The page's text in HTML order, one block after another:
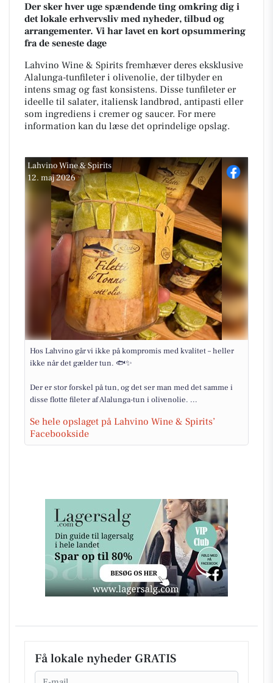
Der sker hver uge spændende ting omkring dig i
det lokale erhvervsliv med nyheder, tilbud og
arrangementer. Vi har lavet en kort opsummering
fra de seneste dage
Lahvino Wine & Spirits fremhæver deres eksklusive
Alalunga-tunfileter i olivenolie, der tilbyder en
intens smag og fast konsistens. Disse tunfileter er
ideelle til salater, italiensk landbrød, antipasti eller
som ingrediens i cremer og saucer. For mere
information kan du læse det oprindelige opslag.
Lahvino Wine & Spirits
12. maj 2026
Hos Lahvino går vi ikke på kompromis med kvalitet – heller
ikke når det gælder tun. 🐟✨
Der er stor forskel på tun, og det ser man med det samme i
disse flotte fileter af Alalunga-tun i olivenolie. ...
Se hele opslaget på Lahvino Wine & Spirits’
Facebookside
Få lokale nyheder GRATIS
Email